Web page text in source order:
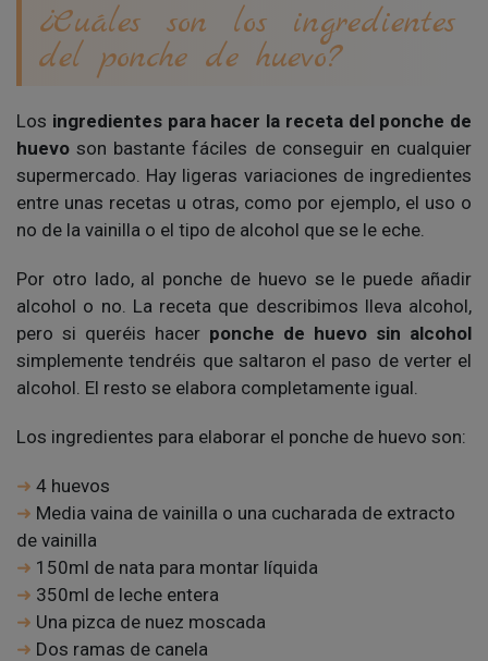
¿Cuáles son los ingredientes
del ponche de huevo?
Los ingredientes para hacer la receta del ponche de
huevo son bastante fáciles de conseguir en cualquier
supermercado. Hay ligeras variaciones de ingredientes
entre unas recetas u otras, como por ejemplo, el uso o
no de la vainilla o el tipo de alcohol que se le eche.
Por otro lado, al ponche de huevo se le puede añadir
alcohol o no. La receta que describimos lleva alcohol,
pero si queréis hacer ponche de huevo sin alcohol
simplemente tendréis que saltaron el paso de verter el
alcohol. El resto se elabora completamente igual.
Los ingredientes para elaborar el ponche de huevo son:
4 huevos
Media vaina de vainilla o una cucharada de extracto
de vainilla
150ml de nata para montar líquida
350ml de leche entera
Una pizca de nuez moscada
Dos ramas de canela